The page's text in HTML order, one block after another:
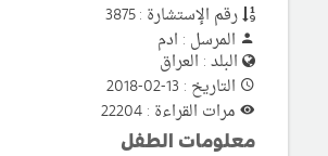
رقم الإستشارة : 3875
المرسل : ادم
البلد : العراق
التاريخ : 13-02-2018
مرات القراءة : 22204
معلومات الطفل